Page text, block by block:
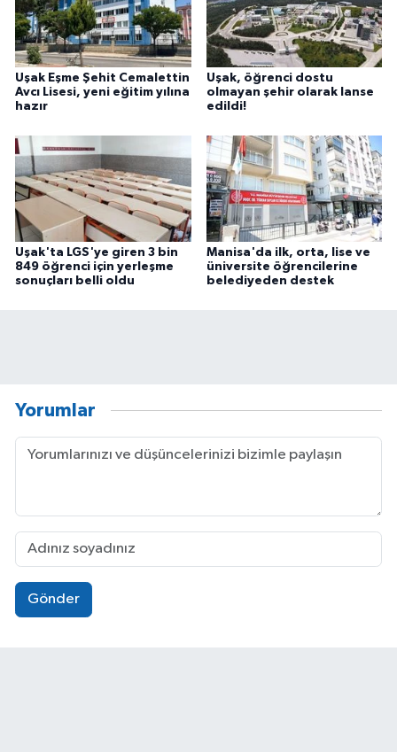
Uşak Eşme Şehit Cemalettin
Avcı Lisesi, yeni eğitim yılına
hazır
Uşak, öğrenci dostu
olmayan şehir olarak lanse
edildi!
Uşak'ta LGS'ye giren 3 bin
849 öğrenci için yerleşme
sonuçları belli oldu
Manisa'da ilk, orta, lise ve
üniversite öğrencilerine
belediyeden destek
Yorumlar
Gönder